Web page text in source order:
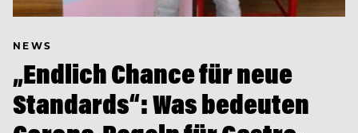
NEWS
„Endlich Chance für neue
Standards“: Was bedeuten